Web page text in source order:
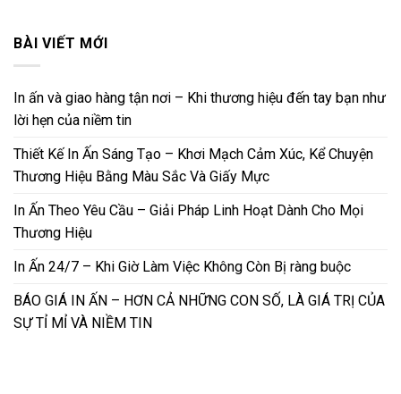
BÀI VIẾT MỚI
In ấn và giao hàng tận nơi – Khi thương hiệu đến tay bạn như
lời hẹn của niềm tin
Thiết Kế In Ấn Sáng Tạo – Khơi Mạch Cảm Xúc, Kể Chuyện
Thương Hiệu Bằng Màu Sắc Và Giấy Mực
In Ấn Theo Yêu Cầu – Giải Pháp Linh Hoạt Dành Cho Mọi
Thương Hiệu
In Ấn 24/7 – Khi Giờ Làm Việc Không Còn Bị ràng buộc
BÁO GIÁ IN ẤN – HƠN CẢ NHỮNG CON SỐ, LÀ GIÁ TRỊ CỦA
SỰ TỈ MỈ VÀ NIỀM TIN